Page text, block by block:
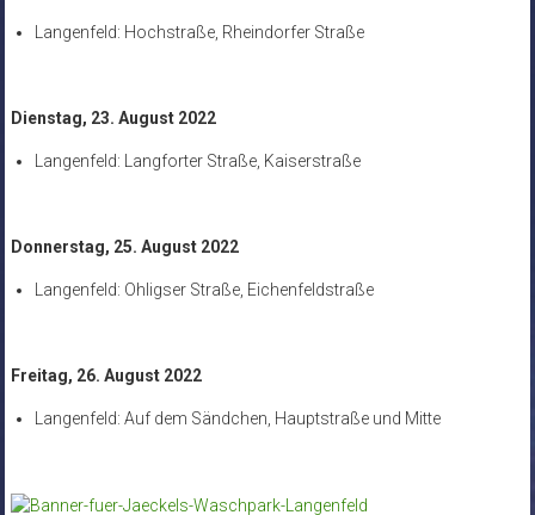
Langenfeld: Hochstraße, Rheindorfer Straße
Dienstag, 23. August 2022
Langenfeld: Langforter Straße, Kaiserstraße
Donnerstag, 25. August 2022
Langenfeld: Ohligser Straße, Eichenfeldstraße
Freitag, 26. August 2022
Langenfeld: Auf dem Sändchen, Hauptstraße und Mitte